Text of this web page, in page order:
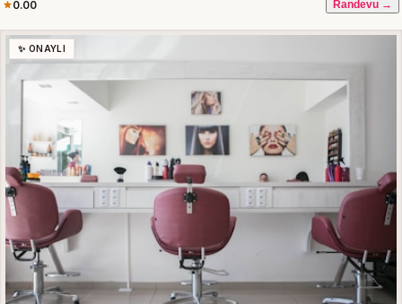
0.00 Randevu →
✨ ONAYLI